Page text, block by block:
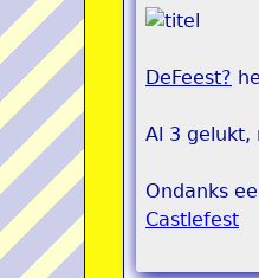
DeFeest?
Al 3 gelukt,
Ondanks
Castlefest